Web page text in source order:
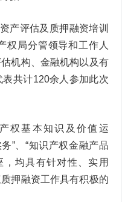
产评估及质押融资培训
权局分管领导和工作人
机构、金融机构以及有
共计120余人参加此次
权基本知识及价值运
”、“知识产权金融产品
，均具有针对性、实用
押融资工作具有积极的